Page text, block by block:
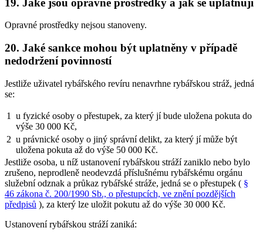
19. Jaké jsou opravné prostředky a jak se uplatňují
Opravné prostředky nejsou stanoveny.
20. Jaké sankce mohou být uplatněny v případě
nedodržení povinností
Jestliže uživatel rybářského revíru nenavrhne rybářskou stráž, jedná
se:
1
u fyzické osoby o přestupek, za který jí bude uložena pokuta do
výše 30 000 Kč,
2 u právnické osoby o jiný správní delikt, za který jí může být
uložena pokuta až do výše 50 000 Kč.
Jestliže osoba, u níž ustanovení rybářskou stráží zaniklo nebo bylo
zrušeno, neprodleně neodevzdá příslušnému rybářskému orgánu
služební odznak a průkaz rybářské stráže, jedná se o přestupek ( §
46 zákona č. 200/1990 Sb., o přestupcích, ve znění pozdějších
předpisů ), za který lze uložit pokutu až do výše 30 000 Kč.
Ustanovení rybářskou stráží zaniká: